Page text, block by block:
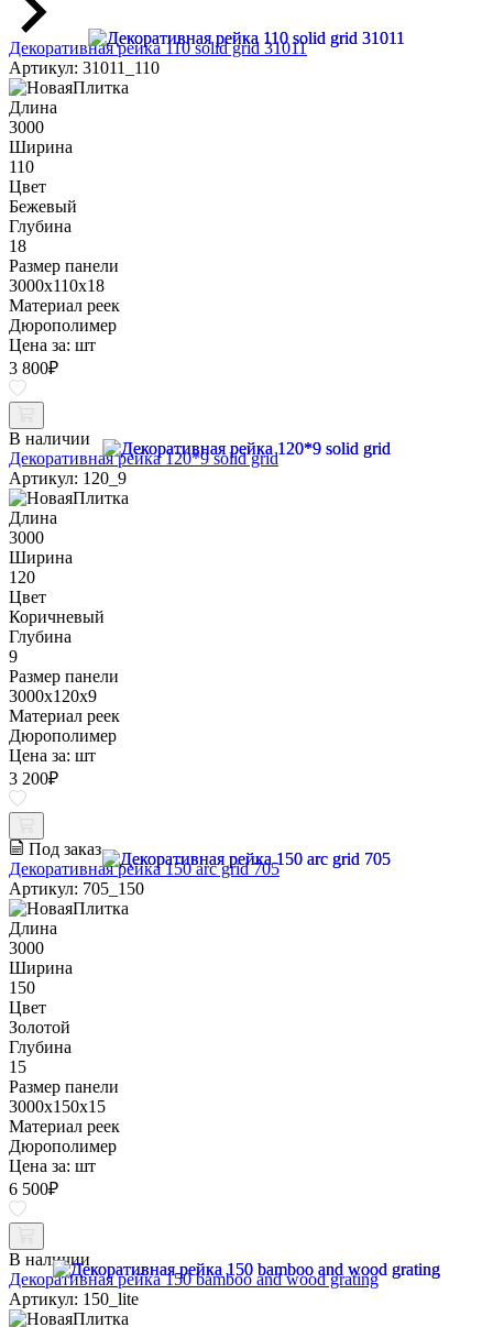
Декоративная рейка 110 solid grid 31011
Артикул: 31011_110
Длина
3000
Ширина
110
Цвет
Бежевый
Глубина
18
Размер панели
3000x110x18
Материал реек
Дюрополимер
Цена за: шт
3 800₽
В наличии
Декоративная рейка 120*9 solid grid
Артикул: 120_9
Длина
3000
Ширина
120
Цвет
Коричневый
Глубина
9
Размер панели
3000x120x9
Материал реек
Дюрополимер
Цена за: шт
3 200₽
Под заказ
Декоративная рейка 150 arc grid 705
Артикул: 705_150
Длина
3000
Ширина
150
Цвет
Золотой
Глубина
15
Размер панели
3000x150x15
Материал реек
Дюрополимер
Цена за: шт
6 500₽
В наличии
Декоративная рейка 150 bamboo and wood grating
Артикул: 150_lite